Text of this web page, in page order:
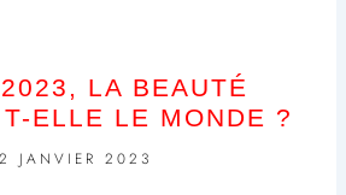
LA BEAUTÉ
ELLE LE MONDE ?
2 JANVIER 2023